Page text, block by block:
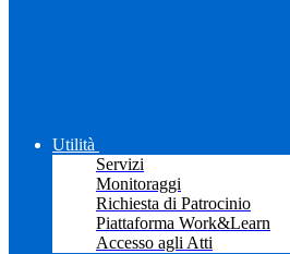
Utilità
Servizi
Monitoraggi
Richiesta di Patrocinio
Piattaforma Work&Learn
Accesso agli Atti